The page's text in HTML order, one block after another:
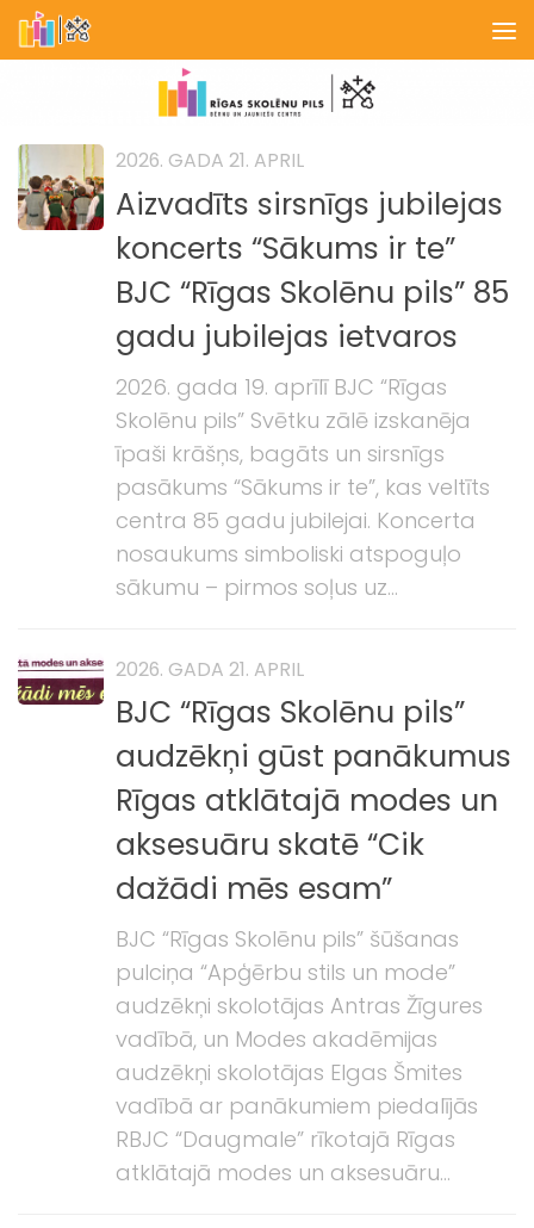
Skip to content
2026. GADA 21. APRIL
Aizvadīts sirsnīgs jubilejas
koncerts “Sākums ir te”
BJC “Rīgas Skolēnu pils” 85
gadu jubilejas ietvaros
2026. gada 19. aprīlī BJC “Rīgas
Skolēnu pils” Svētku zālē izskanēja
īpaši krāšņs, bagāts un sirsnīgs
pasākums “Sākums ir te”, kas veltīts
centra 85 gadu jubilejai. Koncerta
nosaukums simboliski atspoguļo
sākumu – pirmos soļus uz...
2026. GADA 21. APRIL
BJC “Rīgas Skolēnu pils”
audzēkņi gūst panākumus
Rīgas atklātajā modes un
aksesuāru skatē “Cik
dažādi mēs esam”
BJC “Rīgas Skolēnu pils” šūšanas
pulciņa “Apģērbu stils un mode”
audzēkņi skolotājas Antras Žīgures
vadībā, un Modes akadēmijas
audzēkņi skolotājas Elgas Šmites
vadībā ar panākumiem piedalījās
RBJC “Daugmale” rīkotajā Rīgas
atklātajā modes un aksesuāru...